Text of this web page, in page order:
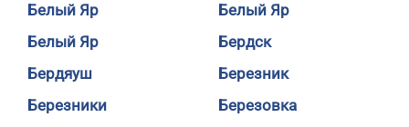
Белый Яр
Белый Яр
Белый Яр
Бердск
Бердяуш
Березник
Березники
Березовка